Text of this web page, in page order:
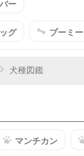
ー
グ プーミー
犬種図鑑
マンチカン